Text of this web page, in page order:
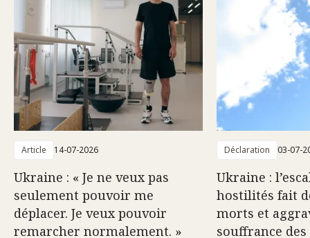
Article 14-07-2026
Ukraine : « Je ne veux pas
seulement pouvoir me
déplacer. Je veux pouvoir
remarcher normalement. »
Déclaration 03-07-
Ukraine :
hostilités fait
morts et
souffrance